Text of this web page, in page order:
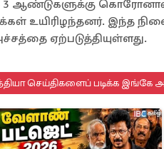
3 ஆண்டுகளுக்கு
உயிரிழந்தனர். இந்த
ஏற்படுத்தியுள்ளது.
செய்திகளைப் படிக்க இங்கே